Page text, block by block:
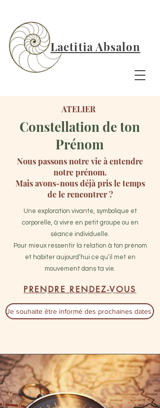
Laetitia Absalon
ATELIER
Constellation de ton
Prénom
Nous passons notre vie à entendre
notre prénom.
Mais avons-nous déjà pris le temps
de le rencontrer ?
Une exploration vivante, symbolique et
corporelle, à vivre en petit groupe ou en
séance individuelle.
Pour mieux ressentir la relation à ton prénom
et habiter aujourd’hui ce qu’il met en
mouvement dans ta vie.
PRENDRE RENDEZ-VOUS
Je souhaite être informé des prochaines dates